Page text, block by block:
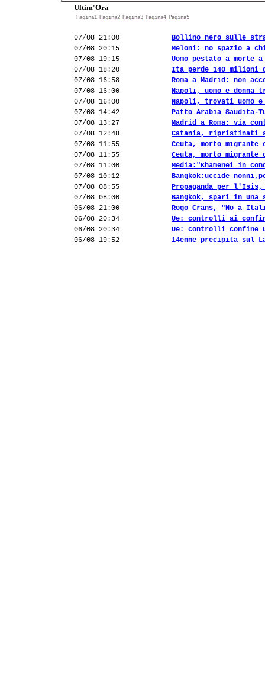
Ultim'Ora
Pagina1 Pagina2 Pagina3 Pagina4 Pagina5
07/08 21:00
Bollino nero sulle
07/08 20:15
Meloni: no spazio a
07/08 19:15
Uomo pestato a morte
07/08 18:20
Ita perde 140 milioni
07/08 16:58
Roma a Madrid: non
07/08 16:00
Napoli, uomo e donna
07/08 16:00
Napoli, trovati uomo e
07/08 14:42
Patto Arabia Saudita-
07/08 13:27
Madrid a Roma: via
07/08 12:48
Catania, ripristinati
07/08 11:55
Ceuta, morto migrante
07/08 11:55
Ceuta, morto migrante
07/08 11:00
Media:"Khamenei in
07/08 10:12
Bangkok:uccide
07/08 08:55
Propaganda per l'Isis,
07/08 08:00
Bangkok, spari in
06/08 21:00
Rogo Crans, "No a
06/08 20:34
Ue: controlli ai
06/08 20:34
Ue: controlli confine
06/08 19:52
14enne precipita sul